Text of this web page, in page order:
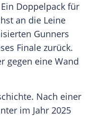
Doppelpack für
an die Leine
Gunners
Finale zurück.
gegen eine Wand
Nach einer
im Jahr 2025